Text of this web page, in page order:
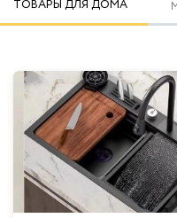
ТОВАРЫ ДЛЯ ДОМА